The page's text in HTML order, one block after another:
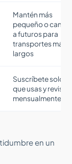
Mantén más
pequeño o
a futuros para
transportes más
largos
Suscríbete solo a
que usas y revisa
mensualmente
en un